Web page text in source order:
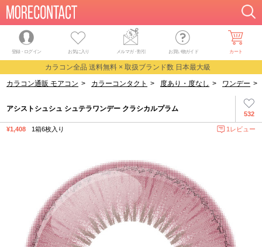
登録・ログイン お気に入り メルマガ・割引 お買い物ガイド カート
カラコン全品 送料無料 × 取扱ブランド数 日本最大級
カラコン通販 モアコン > カラーコンタクト > 度あり・度なし > ワンデー >
532
アシストシュシュ シュテラワンデー クラシカルプラム
¥1,408 1箱6枚入り 1レビュー